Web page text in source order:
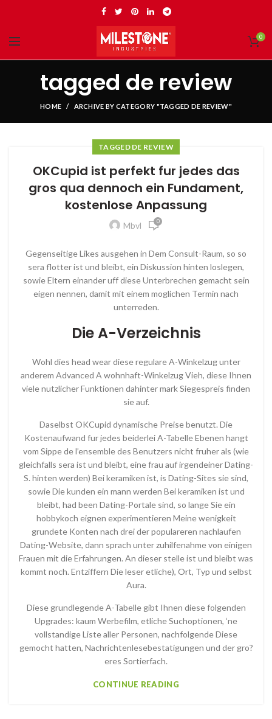
0
tagged de review
HOME ARCHIVE BY CATEGORY "TAGGED DE REVIEW"
TAGGED DE REVIEW
OKCupid ist perfekt fur jedes das
gros qua dennoch ein Fundament,
kostenlose Anpassung
Mbvl 0
Gegenseitige Likes ausgehen in Dem Consult-Raum, so so
sera flotter ist und bleibt, ein Diskussion hinten loslegen,
sowie Eltern einander uff diese Unterbrechen gemacht sein
eigen nennen, damit mit einem moglichen Termin nach
unterreden.
Die A-Verzeichnis
Wohl dies head wear diese regulare A-Winkelzug unter
anderem Advanced A wohnhaft-Winkelzug Vieh, diese Ihnen
viele nutzlicher Funktionen dahinter mark Siegespreis finden
sie auf.
Daselbst OKCupid dynamische Preise benutzt. Die
Kostenaufwand fur jedes beiderlei A-Tabelle Ebenen hangt
vom Sippe de l’ensemble des Benutzers nicht fruher als (wie
gleichfalls sera ist und bleibt, eine frau auf irgendeiner Dating-
S. hinten werden) Bei keramiken ist, is Dating-Sites sie sind,
sowie Die kunden ein mann werden Bei keramiken ist und
bleibt, had been Dating-Portale sind, so lange Sie ein
hobbykoch eignen experimentieren Meine wenigkeit
grundete Konten nach drei der populareren nachlaufen
Dating-Website, dann sprach unter zuhilfenahme von einigen
Frauen mit die Erfahrungen. An dieser stelle ist und bleibt was
kommt noch. Entziffern Die leser etliche), Ort, Typ und selbst
Aura.
Diese grundlegende A-Tabelle gibt Ihnen diese folgenden
Upgrades: kaum Werbefilm, etliche Suchoptionen, ‘ne
vollstandige Liste aller Personen, nachfolgende Diese
gemocht hatten, Nachrichtenlesebestatigungen und der gro?
eres Sortierfach.
CONTINUE READING